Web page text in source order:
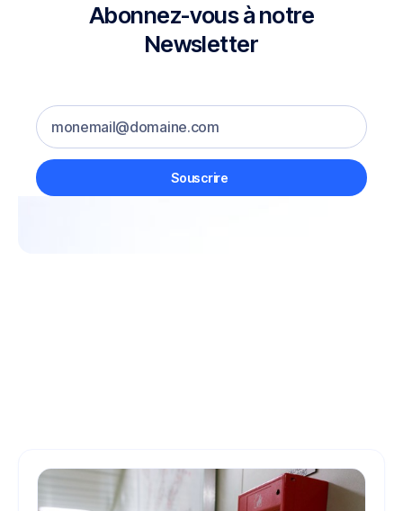
Abonnez-vous à notre
Newsletter